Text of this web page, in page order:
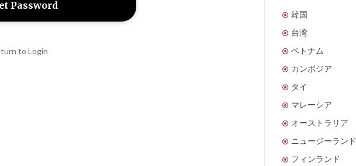
to Login
韓国
台湾
ベトナム
カンボジア
タイ
マレーシア
オーストラリア
ニュージーランド
フィンランド